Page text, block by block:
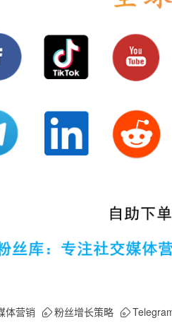
体营销 粉丝增长策略